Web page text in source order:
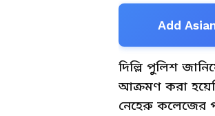
Add
দিল্লি পুলিশ
আক্রমণ করা
নেহেরু কলেজের